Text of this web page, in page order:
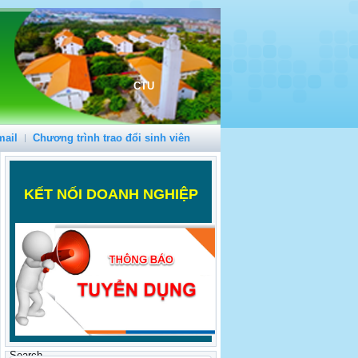
CTU
Chương trình trao đổi sinh viên
KẾT NỐI DOANH NGHIỆP
Search